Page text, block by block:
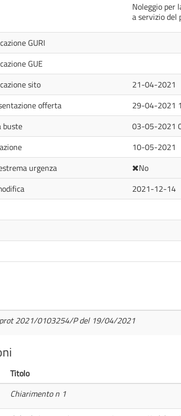
Noleggio per
a servizio del
GURI
GUE
sito
21-04-2021
offerta
29-04-2021
buste
03-05-2021
10-05-2021
urgenza
No
2021-12-14
2021/0103254/P del 19/04/2021
Titolo
Chiarimento n 1